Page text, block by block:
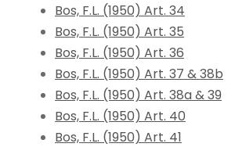
Bos, F.L. (1950) Art. 34
Bos, F.L. (1950) Art. 35
Bos, F.L. (1950) Art. 36
Bos, F.L. (1950) Art. 37 & 38b
Bos, F.L. (1950) Art. 38a & 39
Bos, F.L. (1950) Art. 40
Bos, F.L. (1950) Art. 41